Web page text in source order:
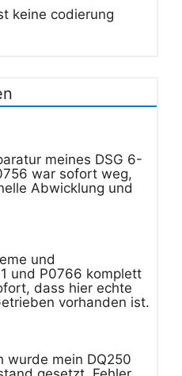
keine codierung
meines DSG 6-
war sofort weg,
Abwicklung und
und
und P0766 komplett
dass hier echte
vorhanden ist.
wurde mein DQ250